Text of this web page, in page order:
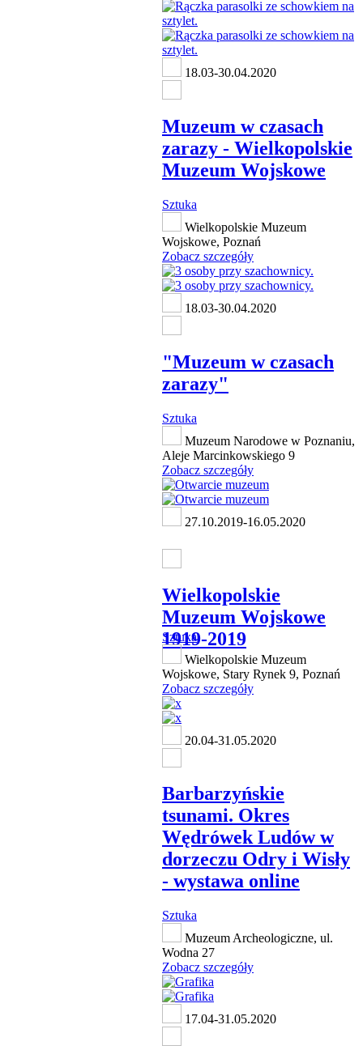
18.03-30.04.2020
Muzeum w czasach
zarazy - Wielkopolskie
Muzeum Wojskowe
Sztuka
Wielkopolskie Muzeum
Wojskowe, Poznań
Zobacz szczegóły
18.03-30.04.2020
"Muzeum w czasach
zarazy"
Sztuka
Muzeum Narodowe w Poznaniu,
Aleje Marcinkowskiego 9
Zobacz szczegóły
27.10.2019-16.05.2020
Wielkopolskie
Muzeum Wojskowe
1919-2019
Sztuka
Wielkopolskie Muzeum
Wojskowe, Stary Rynek 9, Poznań
Zobacz szczegóły
20.04-31.05.2020
Barbarzyńskie
tsunami. Okres
Wędrówek Ludów w
dorzeczu Odry i Wisły
- wystawa online
Sztuka
Muzeum Archeologiczne, ul.
Wodna 27
Zobacz szczegóły
17.04-31.05.2020